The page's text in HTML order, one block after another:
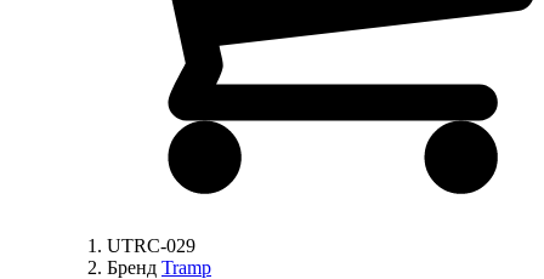
UTRC-029
Бренд Tramp